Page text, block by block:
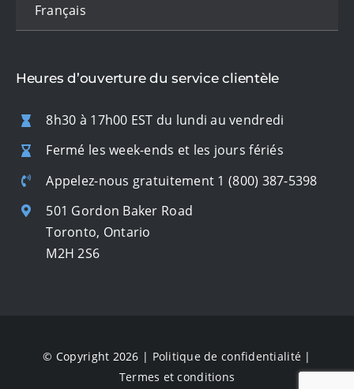
Français
Heures d’ouverture du service clientèle
8h30 à 17h00 EST du lundi au vendredi
Fermé les week-ends et les jours fériés
Appelez-nous gratuitement 1 (800) 387-5398
501 Gordon Baker Road
Toronto, Ontario
M2H 2S6
© Copyright 2026 | Politique de confidentialité |
Termes et conditions